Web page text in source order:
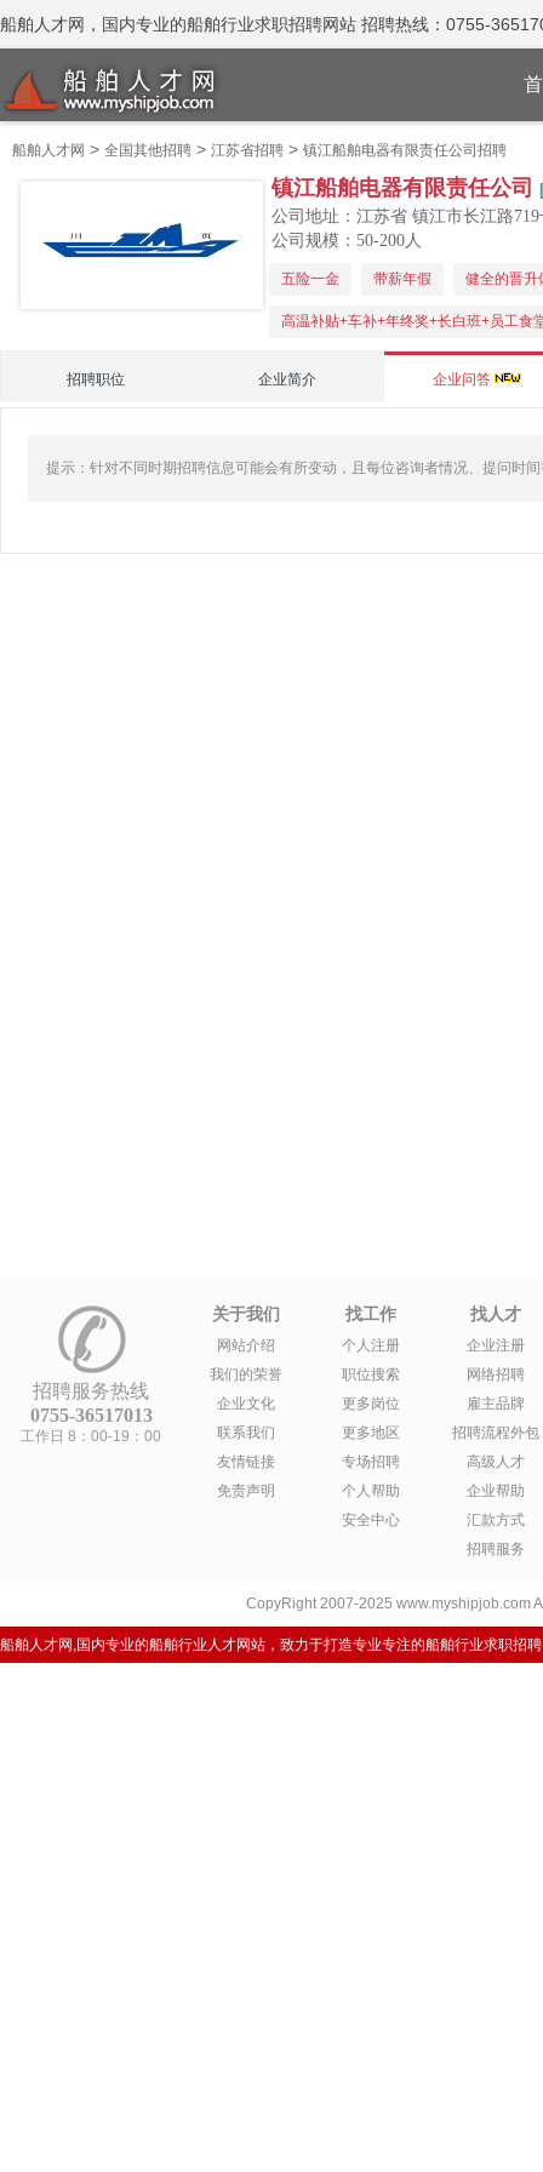
船舶人才网，国内专业的船舶行业求职招聘网站 招聘热线：0755-
船舶人才网 > 全国其他招聘 > 江苏省招聘 > 镇江船舶电器有限责任公司招聘
镇江船舶电器有限责任公司
公司地址：江苏省 镇江市长江路719
公司规模：50-200人
五险一金 带薪年假 健全的晋升
高温补贴+车补+年终奖+长白班+员工食
招聘职位 企业简介 企业问答
提示：针对不同时期招聘信息可能会有所变动，且每位咨询者情况、提问时
招聘服务热线
0755-36517013
工作日 8：00-19：00
关于我们
网站介绍
我们的荣誉
企业文化
联系我们
友情链接
免责声明
找工作
个人注册
职位搜索
更多岗位
更多地区
专场招聘
个人帮助
安全中心
找人才
企业注册
网络招聘
雇主品牌
招聘流程外包
高级人才
企业帮助
汇款方式
招聘服务
CopyRight 2007-2025 www.myshipjob.com
船舶人才网,国内专业的船舶行业人才网站，致力于打造专业专注的船舶行业求职招